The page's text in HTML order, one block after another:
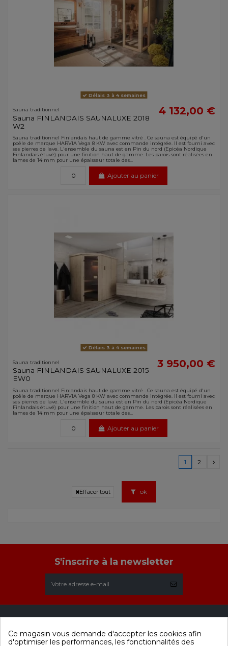
Délais 3 à 4 semaines
Sauna traditionnel
Sauna FINLANDAIS SAUNALUXE 2018
W2
4 132,00 €
Sauna traditionnel Finlandais haut de gamme vitré . Ce sauna est équipé d'un
poêle de marque HARVIA Vega 8 KW avec commande intégrée. Il est fourni avec
ses pierres de lave. L'ensemble du sauna est en Pin du nord (Epicéa Nordique
Finlandais étuvé) pour une finition haut de gamme. Les parois sont réalisées en
lames de 14 mm pour une épaisseur totale des...
Ajouter au panier
Délais 3 à 4 semaines
Sauna traditionnel
Sauna FINLANDAIS SAUNALUXE 2015
EW0
3 950,00 €
Sauna traditionnel Finlandais haut de gamme vitré . Ce sauna est équipé d'un
poêle de marque HARVIA Vega 8 KW avec commande intégrée. Il est fourni avec
ses pierres de lave. L'ensemble du sauna est en Pin du nord (Epicéa Nordique
Finlandais étuvé) pour une finition haut de gamme. Les parois sont réalisées en
lames de 14 mm pour une épaisseur totale des...
Ajouter au panier
1 2
Effacer tout ok
S'inscrire à la newsletter
Menu Categories
Contactez-
nous
Ce magasin vous demande d'accepter les cookies afin
d'optimiser les performances, les fonctionnalités des